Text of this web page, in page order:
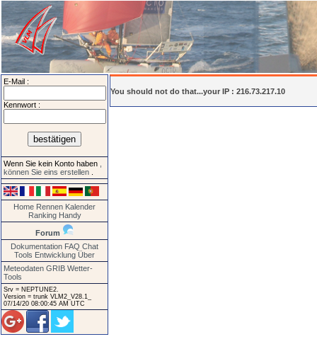
E-Mail :
Kennwort :
Wenn Sie kein Konto haben
können Sie eins erstellen
Home Rennen Kalender
Ranking Handy
Forum
Dokumentation FAQ Chat
Tools Entwicklung Über
Meteodaten GRIB Wetter-
Tools
Srv = NEPTUNE2.
Version = trunk VLM2_V28.1_
07/14/20 08:00:45 AM UTC
You should not do that...your IP : 216.73.217.10